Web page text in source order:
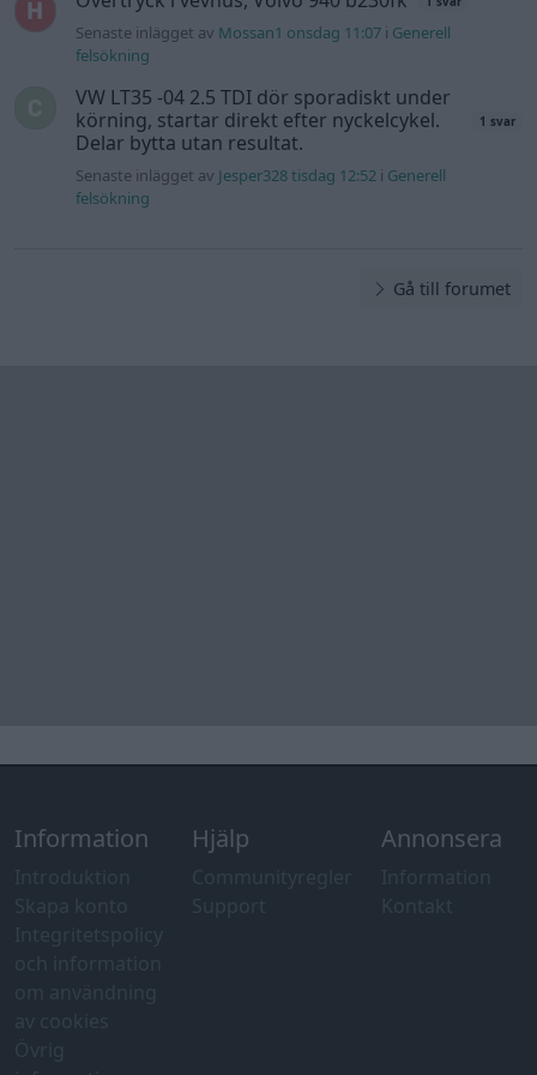
Senaste inlägget av Mossan1 onsdag 11:07 i Generell
felsökning
VW LT35 -04 2.5 TDI dör sporadiskt under
körning, startar direkt efter nyckelcykel.
Delar bytta utan resultat.
1 svar
Senaste inlägget av Jesper328 tisdag 12:52 i Generell
felsökning
Gå till forumet
Information Hjälp Annonsera